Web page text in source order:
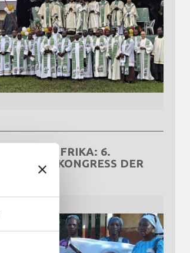
ZENTRALAFRIKA: 6.
NATIONALKONGRESS DER